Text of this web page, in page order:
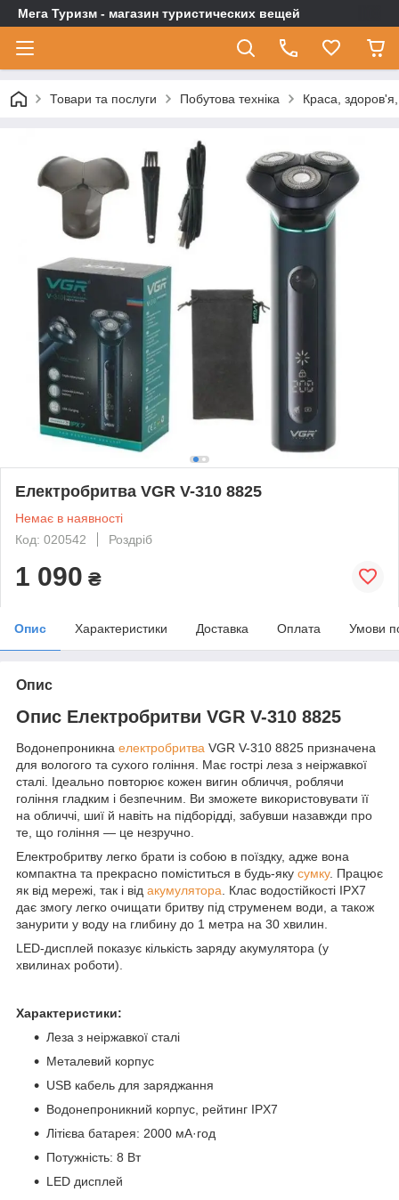
Мега Туризм - магазин туристических вещей
Товари та послуги Побутова техніка Краса,
Електробритва VGR V-310 8825
Немає в наявності
Код: 020542
Роздріб
1 090 ₴
Опис Характеристики Доставка Оплата Умови
Опис
Опис Електробритви VGR V-310 8825
Водонепроникна електробритва VGR V-310 8825 призначена
для вологого та сухого гоління. Має гострі леза з неіржавкої
сталі. Ідеально повторює кожен вигин обличчя, роблячи
гоління гладким і безпечним. Ви зможете використовувати її
на обличчі, шиї й навіть на підборідді, забувши назавжди про
те, що гоління — це незручно.
Електробритву легко брати із собою в поїздку, адже вона
компактна та прекрасно поміститься в будь-яку сумку. Працює
як від мережі, так і від акумулятора. Клас водостійкості IPX7
дає змогу легко очищати бритву під струменем води, а також
занурити у воду на глибину до 1 метра на 30 хвилин.
LED-дисплей показує кількість заряду акумулятора (у
хвилинах роботи).
Характеристики:
Леза з неіржавкої сталі
Металевий корпус
USB кабель для заряджання
Водонепроникний корпус, рейтинг IPX7
Літієва батарея: 2000 мА·год
Потужність: 8 Вт
LED дисплей